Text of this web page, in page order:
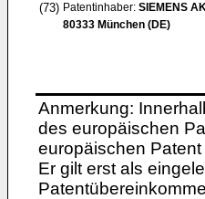
(73) Patentinhaber: SIEMENS
80333 München (DE)
Anmerkung:
des europäischen
europäischen
Er gilt erst als